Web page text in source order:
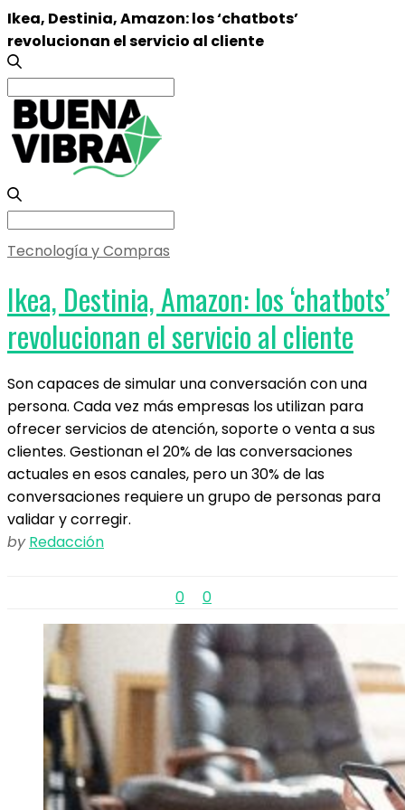
Ikea, Destinia, Amazon: los ‘chatbots’
revolucionan el servicio al cliente
Search
for:
Search
Tecnología y Compras
Ikea, Destinia, Amazon: los ‘chatbots’
revolucionan el servicio al cliente
Son capaces de simular una conversación con una
persona. Cada vez más empresas los utilizan para
ofrecer servicios de atención, soporte o venta a sus
clientes. Gestionan el 20% de las conversaciones
actuales en esos canales, pero un 30% de las
conversaciones requiere un grupo de personas para
validar y corregir.
by Redacción
0 0